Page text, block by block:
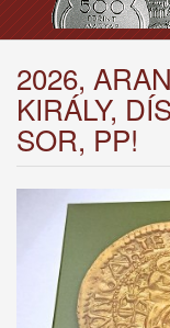
2026,
KIRÁLY,
SOR, PP!